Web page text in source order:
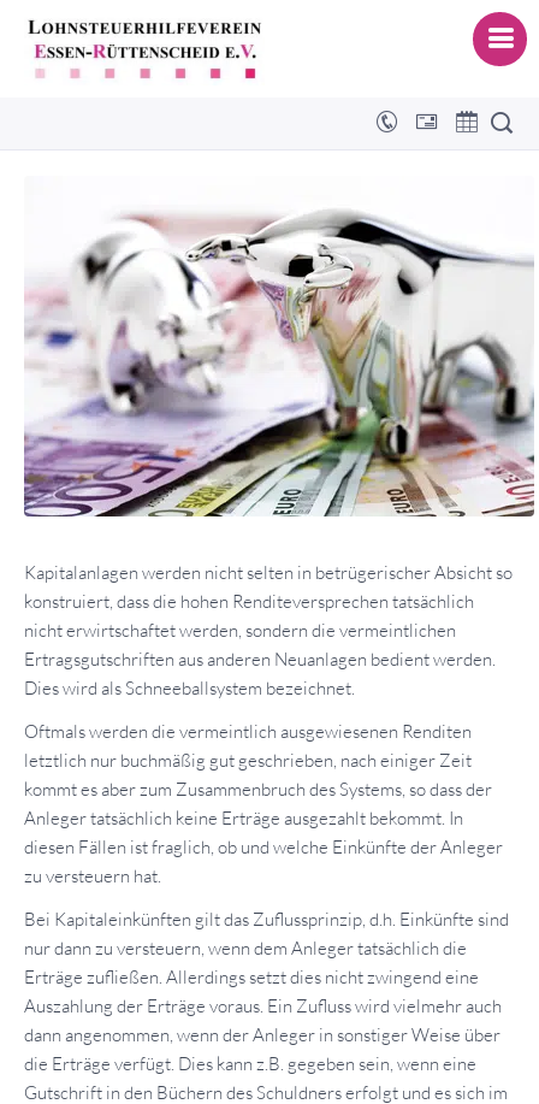
Einkünfte im Rahmen eines
Schneeballsystems
Kapitalanlagen werden nicht selten in betrügerischer Absicht so
konstruiert, dass die hohen Renditeversprechen tatsächlich
nicht erwirtschaftet werden, sondern die vermeintlichen
Ertragsgutschriften aus anderen Neuanlagen bedient werden.
Dies wird als Schneeballsystem bezeichnet.
Oftmals werden die vermeintlich ausgewiesenen Renditen
letztlich nur buchmäßig gut geschrieben, nach einiger Zeit
kommt es aber zum Zusammenbruch des Systems, so dass der
Anleger tatsächlich keine Erträge ausgezahlt bekommt. In
diesen Fällen ist fraglich, ob und welche Einkünfte der Anleger
zu versteuern hat.
Bei Kapitaleinkünften gilt das Zuflussprinzip, d.h. Einkünfte sind
nur dann zu versteuern, wenn dem Anleger tatsächlich die
Erträge zufließen. Allerdings setzt dies nicht zwingend eine
Auszahlung der Erträge voraus. Ein Zufluss wird vielmehr auch
dann angenommen, wenn der Anleger in sonstiger Weise über
die Erträge verfügt. Dies kann z.B. gegeben sein, wenn eine
Gutschrift in den Büchern des Schuldners erfolgt und es sich im